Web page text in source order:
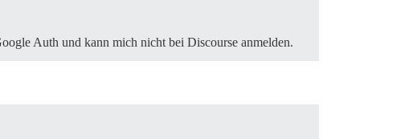
Auth und kann mich nicht bei Discourse anmelden.